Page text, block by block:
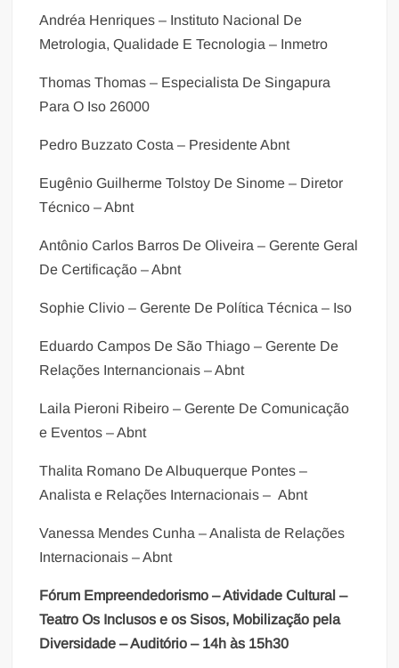
Andréa Henriques – Instituto Nacional De
Metrologia, Qualidade E Tecnologia – Inmetro
Thomas Thomas – Especialista De Singapura
Para O Iso 26000
Pedro Buzzato Costa – Presidente Abnt
Eugênio Guilherme Tolstoy De Sinome – Diretor
Técnico – Abnt
Antônio Carlos Barros De Oliveira – Gerente Geral
De Certificação – Abnt
Sophie Clivio – Gerente De Política Técnica – Iso
Eduardo Campos De São Thiago – Gerente De
Relações Internancionais – Abnt
Laila Pieroni Ribeiro – Gerente De Comunicação
e Eventos – Abnt
Thalita Romano De Albuquerque Pontes –
Analista e Relações Internacionais – Abnt
Vanessa Mendes Cunha – Analista de Relações
Internacionais – Abnt
Fórum Empreendedorismo – Atividade Cultural –
Teatro Os Inclusos e os Sisos, Mobilização pela
Diversidade – Auditório – 14h às 15h30